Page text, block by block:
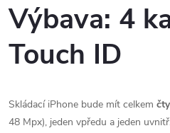
Výbava: 4
Touch ID
Skládací iPhone bude mít celkem
48 Mpx), jeden vpředu a jeden